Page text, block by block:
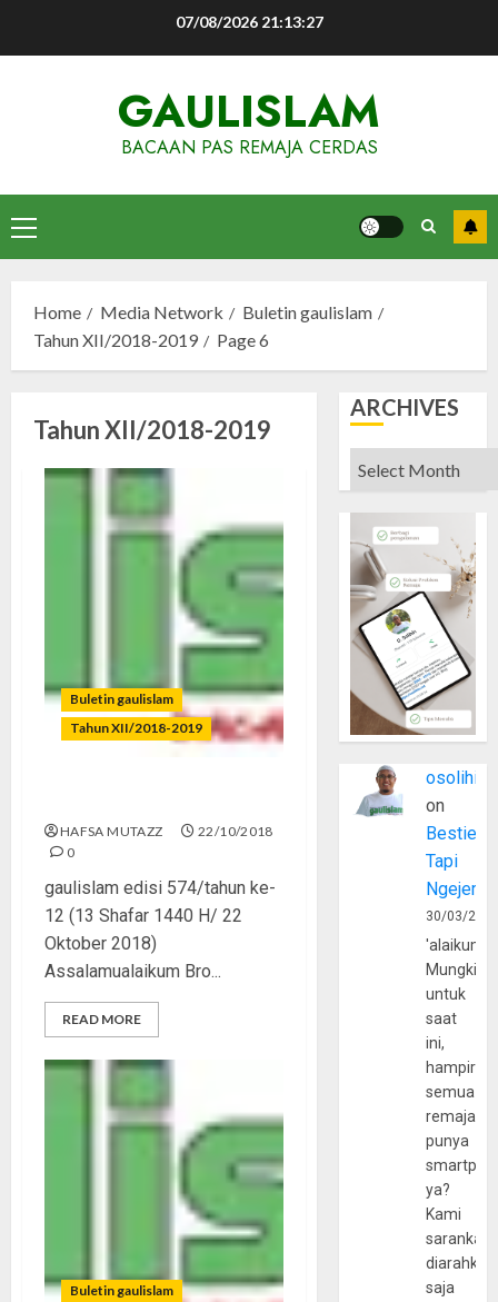
07/08/2026 21:13:27
GAULISLAM
BACAAN PAS REMAJA CERDAS
Primary
Menu
Home Media Network
Buletin gaulislam
Tahun XII/2018-2019
Page 6
Tahun XII/2018-2019
Buletin gaulislam
Tahun XII/2018-2019
HAFSA MUTAZZ
22/10/2018
0
gaulislam edisi 574/tahun ke-
12 (13 Shafar 1440 H/ 22
Oktober 2018)
Assalamualaikum Bro...
READ MORE
Buletin gaulislam
ARCHIVES
Archives
osolihin
on
Bestie
Tapi
30/03/
Mungkin
untuk
saat
ini,
hampir
semua
remaja
punya
ya?
Kami
sarankan,
diarahkan
saja